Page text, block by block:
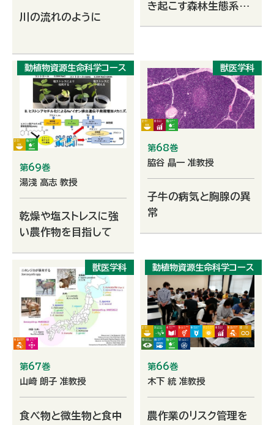
川の流れのように
き起こす森林生態系の
動植物資源生命科学コース
第69巻
湯淺 高志 教授
乾燥や塩ストレスに強
い農作物を目指して
獣医学科
第68巻
脇谷 晶一 准教授
子牛の病気と胸腺の異
常
獣医学科
第67巻
山崎 朗子 准教授
食べ物と微生物と食中
動植物資源生命科学コース
第66巻
木下 統 准教授
農作業のリスク管理を